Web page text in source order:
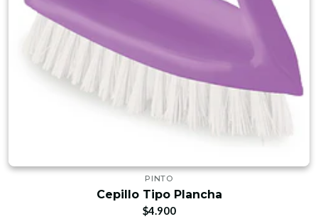
PINTO
Cepillo Tipo Plancha
$4.900